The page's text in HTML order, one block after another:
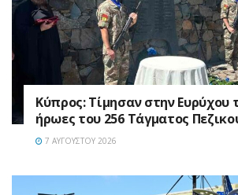
Κύπρος: Τίμησαν στην Ευρύχου
ήρωες του 256 Τάγματος
7 ΑΥΓΟΎΣΤΟΥ 2026